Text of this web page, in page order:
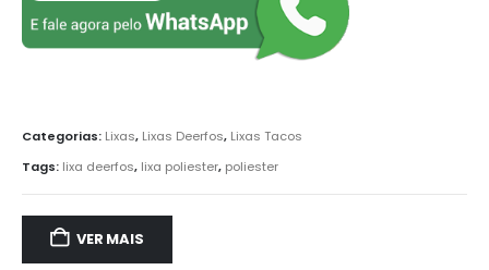
Categorias: Lixas, Lixas Deerfos, Lixas Tacos
Tags: lixa deerfos, lixa poliester, poliester
VER MAIS